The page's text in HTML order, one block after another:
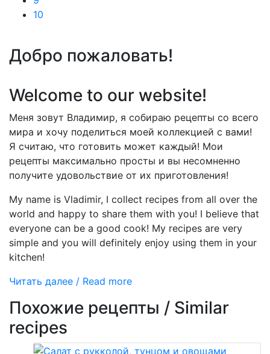
10
Добро пожаловать!
Welcome to our website!
Меня зовут Владимир, я собираю рецепты со всего
мира и хочу поделиться моей коллекцией с вами!
Я считаю, что готовить может каждый! Мои
рецепты максимально просты и вы несомненно
получите удовольствие от их приготовления!
My name is Vladimir, I collect recipes from all over the
world and happy to share them with you! I believe that
everyone can be a good cook! My recipes are very
simple and you will definitely enjoy using them in your
kitchen!
Читать далее / Read more
Похожие рецепты / Similar
recipes